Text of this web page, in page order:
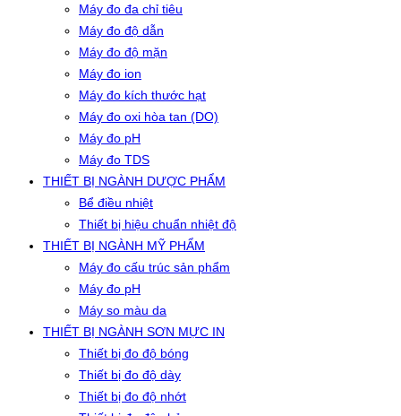
Máy đo đa chỉ tiêu
Máy đo độ dẫn
Máy đo độ mặn
Máy đo ion
Máy đo kích thước hạt
Máy đo oxi hòa tan (DO)
Máy đo pH
Máy đo TDS
THIẾT BỊ NGÀNH DƯỢC PHẨM
Bể điều nhiệt
Thiết bị hiệu chuẩn nhiệt độ
THIẾT BỊ NGÀNH MỸ PHẨM
Máy đo cấu trúc sản phẩm
Máy đo pH
Máy so màu da
THIẾT BỊ NGÀNH SƠN MỰC IN
Thiết bị đo độ bóng
Thiết bị đo độ dày
Thiết bị đo độ nhớt